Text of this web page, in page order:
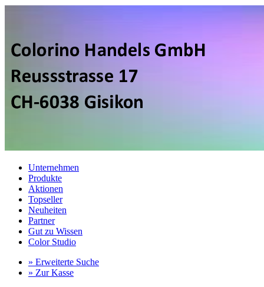
Unternehmen
Produkte
Aktionen
Topseller
Neuheiten
Partner
Gut zu Wissen
Color Studio
» Erweiterte Suche
» Zur Kasse